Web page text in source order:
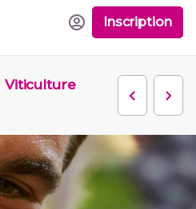
Inscription
Viticulture